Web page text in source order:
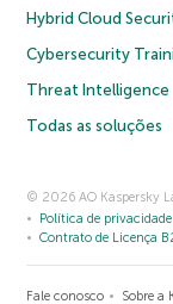
Hybrid Cloud
Cybersecurity
Threat Intelligence
Todas as soluções
© 2026 AO Kaspersky
Política de privacidade
Contrato de Licença
Fale conosco Sobre a